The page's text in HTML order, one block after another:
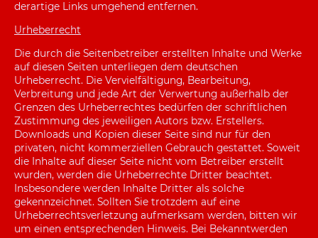
derartige Links umgehend entfernen.
Urheberrecht
Die durch die Seitenbetreiber erstellten Inhalte und Werke
auf diesen Seiten unterliegen dem deutschen
Urheberrecht. Die Vervielfältigung, Bearbeitung,
Verbreitung und jede Art der Verwertung außerhalb der
Grenzen des Urheberrechtes bedürfen der schriftlichen
Zustimmung des jeweiligen Autors bzw. Erstellers.
Downloads und Kopien dieser Seite sind nur für den
privaten, nicht kommerziellen Gebrauch gestattet. Soweit
die Inhalte auf dieser Seite nicht vom Betreiber erstellt
wurden, werden die Urheberrechte Dritter beachtet.
Insbesondere werden Inhalte Dritter als solche
gekennzeichnet. Sollten Sie trotzdem auf eine
Urheberrechtsverletzung aufmerksam werden, bitten wir
um einen entsprechenden Hinweis. Bei Bekanntwerden